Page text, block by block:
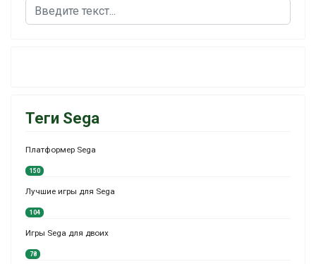
Поиск
Теги Sega
Платформер Sega
150
Лучшие игры для Sega
104
Игры Sega для двоих
78